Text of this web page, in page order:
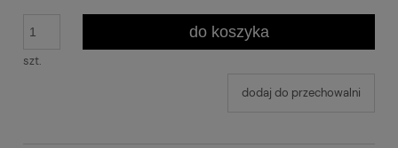
szt.
do koszyka
dodaj do przechowalni